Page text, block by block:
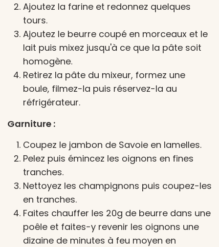
Ajoutez la farine et redonnez quelques
tours.
Ajoutez le beurre coupé en morceaux et le
lait puis mixez jusqu'à ce que la pâte soit
homogène.
Retirez la pâte du mixeur, formez une
boule, filmez-la puis réservez-la au
réfrigérateur.
Garniture :
Coupez le jambon de Savoie en lamelles.
Pelez puis émincez les oignons en fines
tranches.
Nettoyez les champignons puis coupez-les
en tranches.
Faites chauffer les 20g de beurre dans une
poêle et faites-y revenir les oignons une
dizaine de minutes à feu moyen en